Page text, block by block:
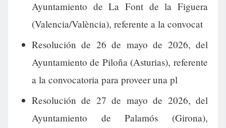
Ayuntamiento de La Font de la Figuera
(Valencia/València), referente a la convocat
Resolución de 26 de mayo de 2026, del
Ayuntamiento de Piloña (Asturias), referente
a la convocatoria para proveer una pl
Resolución de 27 de mayo de 2026, del
Ayuntamiento de Palamós (Girona),